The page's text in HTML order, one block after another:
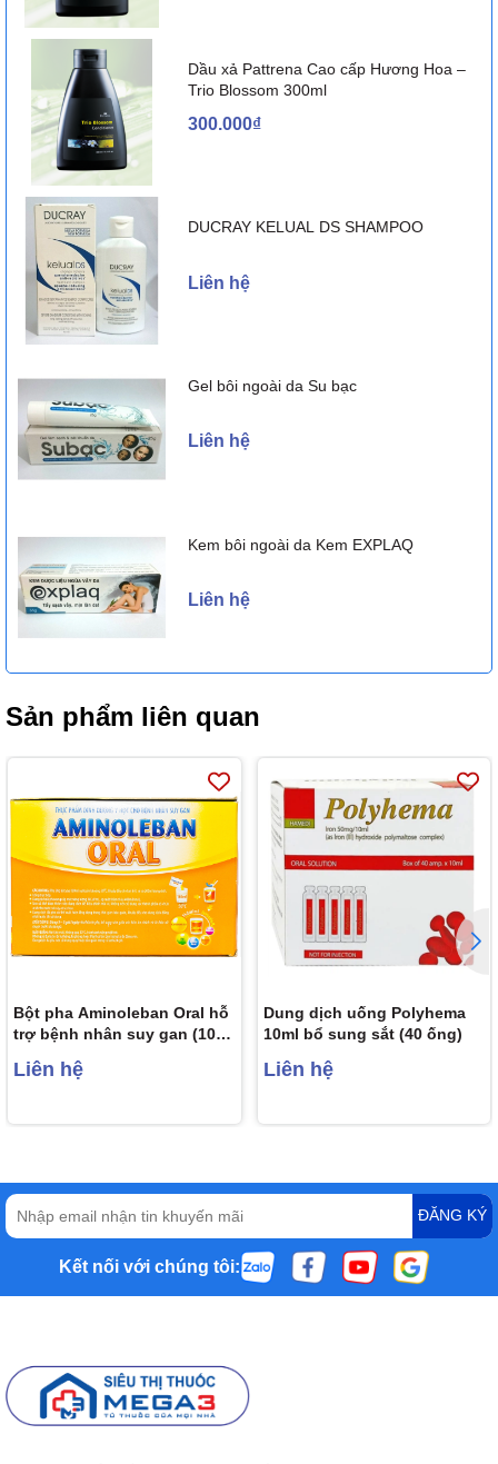
Nhà sản xuất
Dầu xả Pattrena Cao cấp Hương Hoa –
Trio Blossom 300ml
300.000₫
DUCRAY KELUAL DS SHAMPOO
Liên hệ
Gel bôi ngoài da Su bạc
Liên hệ
Kem bôi ngoài da Kem EXPLAQ
Liên hệ
Sản phẩm liên quan
Bột pha Aminoleban Oral hỗ
trợ bệnh nhân suy gan (10
Liên hệ
Dung dịch uống Polyhema
10ml bổ sung sắt (40 ống)
Liên hệ
ĐĂNG KÝ
Kết nối với chúng tôi: